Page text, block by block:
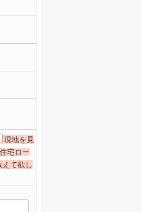
現地を見
住宅ロー
て欲し